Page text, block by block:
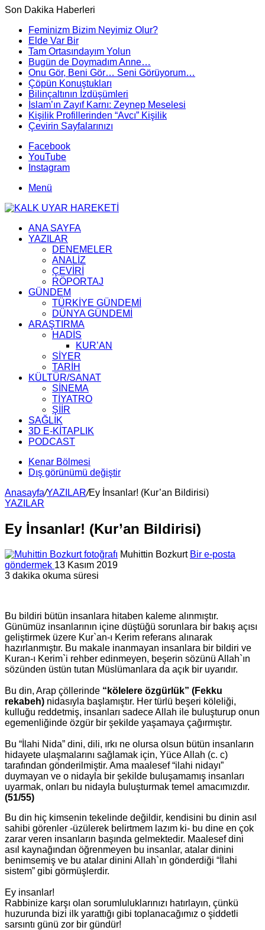
Son Dakika Haberleri
Feminizm Bizim Neyimiz Olur?
Elde Var Bir
Tam Ortasındayım Yolun
Bugün de Doymadım Anne…
Onu Gör, Beni Gör… Seni Görüyorum…
Çöpün Konuştukları
Bilinçaltının İzdüşümleri
İslam’ın Zayıf Karnı: Zeynep Meselesi
Kişilik Profillerinden “Avcı” Kişilik
Çevirin Sayfalarınızı
Facebook
YouTube
Instagram
Menü
ANA SAYFA
YAZILAR
DENEMELER
ANALİZ
ÇEVİRİ
RÖPORTAJ
GÜNDEM
TÜRKİYE GÜNDEMİ
DÜNYA GÜNDEMİ
ARAŞTIRMA
HADİS
KUR’AN
SİYER
TARİH
KÜLTÜR/SANAT
SİNEMA
TİYATRO
ŞİİR
SAĞLIK
3D E-KİTAPLIK
PODCAST
Kenar Bölmesi
Dış görünümü değiştir
Anasayfa/YAZILAR/Ey İnsanlar! (Kur’an Bildirisi)
YAZILAR
Ey İnsanlar! (Kur’an Bildirisi)
Muhittin Bozkurt Bir e-posta
göndermek 13 Kasım 2019
3 dakika okuma süresi
Bu bildiri bütün insanlara hitaben kaleme alınmıştır.
Günümüz insanlarının içine düştüğü sorunlara bir bakış açısı
geliştirmek üzere Kur`an-ı Kerim referans alınarak
hazırlanmıştır. Bu makale inanmayan insanlara bir bildiri ve
Kuran-ı Kerim`i rehber edinmeyen, beşerin sözünü Allah`ın
sözünden üstün tutan Müslümanlara da açık bir uyarıdır.
Bu din, Arap çöllerinde “kölelere özgürlük” (Fekku
rekabeh) nidasıyla başlamıştır. Her türlü beşeri köleliği,
kulluğu reddetmiş, insanları sadece Allah ile buluşturup onun
egemenliğinde özgür bir şekilde yaşamaya çağırmıştır.
Bu “İlahi Nida” dini, dili, ırkı ne olursa olsun bütün insanların
hidayete ulaşmalarını sağlamak için, Yüce Allah (c. c)
tarafından gönderilmiştir. Ama maalesef “ilahi nidayı”
duymayan ve o nidayla bir şekilde buluşamamış insanları
uyarmak, onları bu nidayla buluşturmak temel amacımızdır.
(51/55)
Bu din hiç kimsenin tekelinde değildir, kendisini bu dinin asıl
sahibi görenler -üzülerek belirtmem lazım ki- bu dine en çok
zarar veren insanların başında gelmektedir. Maalesef dini
asıl kaynağından öğrenmeyen bu insanlar, atalar dinini
benimsemiş ve bu atalar dinini Allah`ın gönderdiği “İlahi
sistem” gibi görmüşlerdir.
Ey insanlar!
Rabbinize karşı olan sorumluluklarınızı hatırlayın, çünkü
huzurunda bizi ilk yarattığı gibi toplanacağımız o şiddetli
sarsıntı günü zor bir gündür!